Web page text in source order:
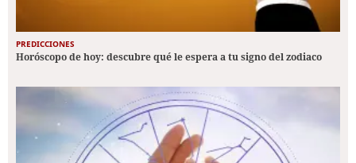
PREDICCIONES
Horóscopo de hoy: descubre qué le espera a tu signo del zodiaco